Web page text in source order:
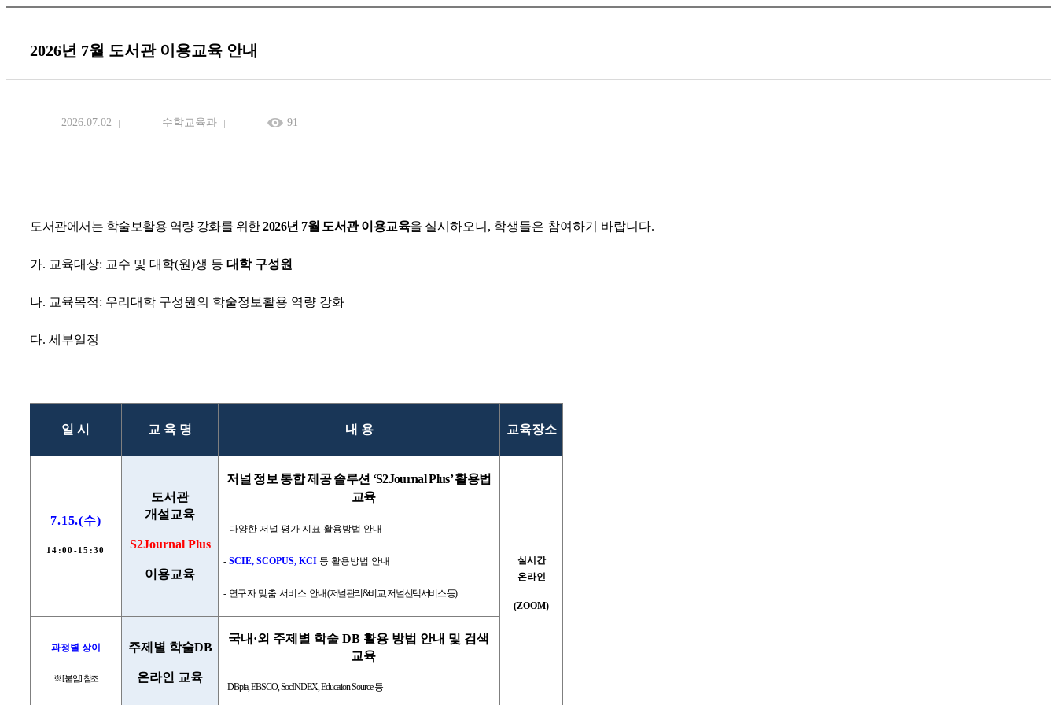
2026년 7월 도서관 이용교육 안내
2026.07.02 수학교육과 91
도서관에서는 학술보활용 역량 강화를 위한2026년 7월 도서관 이용교육을 실시하오니 , 학생들은 참여하기 바랍니다.
가. 교육대상: 교수 및 대학(원)생 등 대학 구성원
나. 교육목적: 우리대학 구성원의 학술정보활용 역량 강화
다. 세부일정
일 시 교 육 명 내 용 교육장소
7.15.(수)
14:00-15:30
도서관
개설교육
S2Journal Plus
이용교육
저널 정보 통합 제공 솔루션 ‘S2Journal Plus’활용법
교육
- 다양한 저널 평가 지표 활용방법 안내
- SCIE, SCOPUS, KCI 등 활용방법 안내
- 연구자 맞춤 서비스 안내(저널관리 &비교,저널선택서비스 등)
실시간
온라인
(ZOOM)
과정별 상이
※[붙임] 참조
주제별 학술DB
온라인 교육
국내 ·외 주제별 학술DB 활용 방법 안내 및 검색
교육
-DBpia, EBSCO, SocINDEX, Education Source등